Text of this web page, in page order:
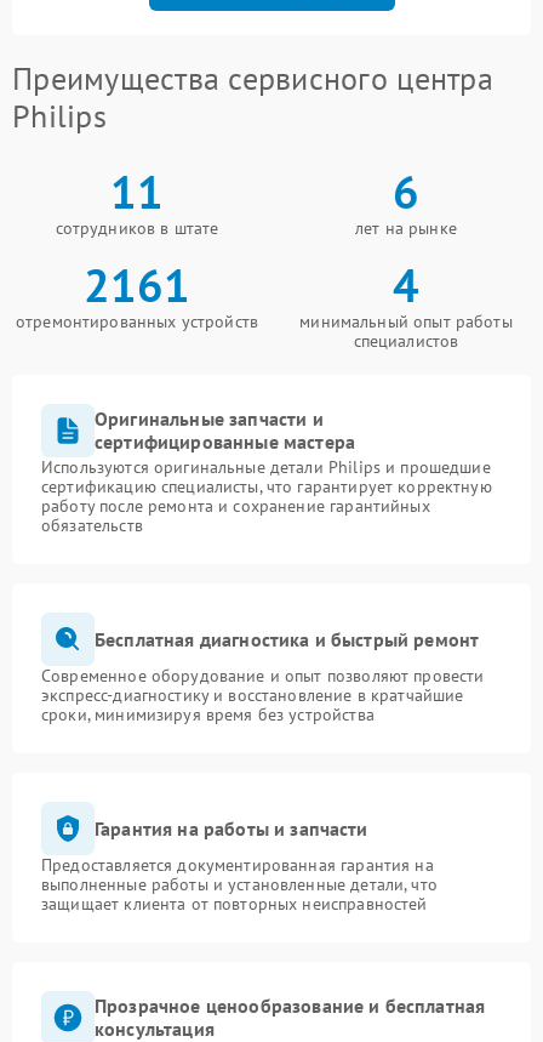
Преимущества сервисного центра
Philips
11
сотрудников в штате
6
лет на рынке
2161
отремонтированных устройств
4
минимальный опыт работы
специалистов
Оригинальные запчасти и
сертифицированные мастера
Используются оригинальные детали Philips и прошедшие
сертификацию специалисты, что гарантирует корректную
работу после ремонта и сохранение гарантийных
обязательств
Бесплатная диагностика и быстрый ремонт
Современное оборудование и опыт позволяют провести
экспресс-диагностику и восстановление в кратчайшие
сроки, минимизируя время без устройства
Гарантия на работы и запчасти
Предоставляется документированная гарантия на
выполненные работы и установленные детали, что
защищает клиента от повторных неисправностей
Прозрачное ценообразование и бесплатная
консультация